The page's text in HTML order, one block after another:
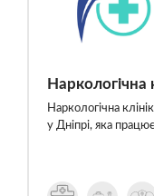
Наркологічна
Наркологічна
у Дніпрі, яка